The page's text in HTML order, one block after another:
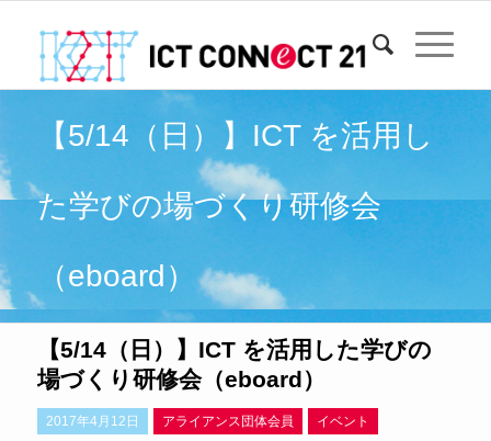
【5/14（日）】ICT を活用し
た学びの場づくり研修会
（eboard）
【5/14（日）】ICT を活用した学びの
場づくり研修会（eboard）
2017年4月12日 アライアンス団体会員 イベント